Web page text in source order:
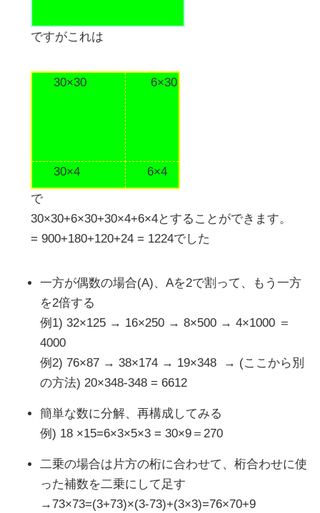
ですがこれは
30×30 6×30
30×4
6×4
で
30×30+6×30+30×4+6×4とすることができます。
= 900+180+120+24 = 1224でした
一方が偶数の場合(A)、Aを2で割って、もう一方
を2倍する
例1) 32×125 → 16×250 → 8×500 → 4×1000 ＝
4000
例2) 76×87 → 38×174 → 19×348 → (ここから別
の方法) 20×348-348 = 6612
簡単な数に分解、再構成してみる
例) 18 ×15=6×3×5×3 = 30×9＝270
二乗の場合は片方の桁に合わせて、桁合わせに使
った補数を二乗にして足す
→73×73=(3+73)×(3-73)+(3×3)=76×70+9